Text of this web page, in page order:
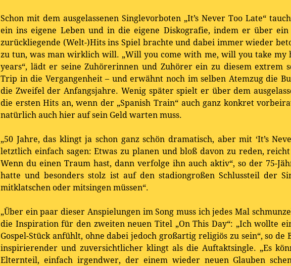
Schon mit dem ausgelassenen Singlevorboten „It’s Never Too Late“
ein ins eigene Leben und in die eigene Diskografie, indem er über ein
zurückliegende (Welt-)Hits ins Spiel brachte und dabei immer wieder
zu tun, was man wirklich will. „Will you come with me, will you take my
years“, lädt er seine Zuhörerinnen und Zuhörer ein zu diesem extrem
Trip in die Vergangenheit – und erwähnt noch im selben Atemzug die
die Zweifel der Anfangsjahre. Wenig später spielt er über dem
die ersten Hits an, wenn der „Spanish Train“ auch ganz konkret
natürlich auch hier auf sein Geld warten muss.
„50 Jahre, das klingt ja schon ganz schön dramatisch, aber mit ‘It’s
letztlich einfach sagen: Etwas zu planen und bloß davon zu reden,
Wenn du einen Traum hast, dann verfolge ihn auch aktiv“, so der 75-
hatte und besonders stolz ist auf den stadiongroßen Schlussteil der
mitklatschen oder mitsingen müssen“.
„Über ein paar dieser Anspielungen im Song muss ich jedes Mal
die Inspiration für den zweiten neuen Titel „On This Day“: „Ich wollte
Gospel-Stück anfühlt, ohne dabei jedoch großartig religiös zu sein“, so de
inspirierender und zuversichtlicher klingt als die Auftaktsingle. „Es
Elternteil, einfach irgendwer, der einem wieder neuen Glauben